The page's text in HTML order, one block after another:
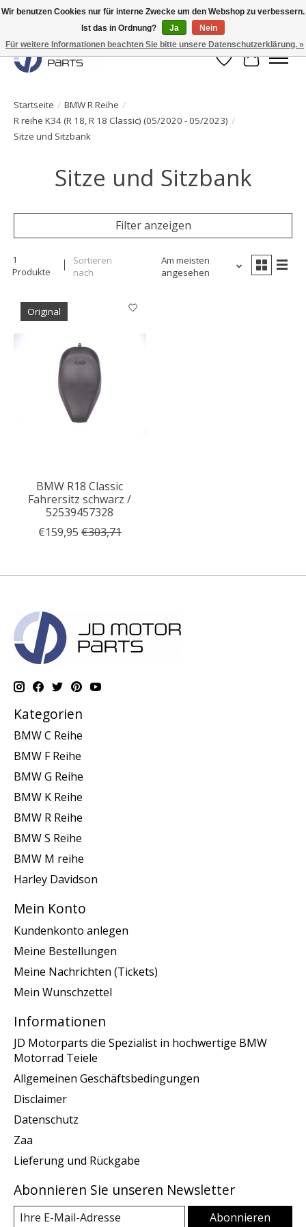
Originale Teile sofort lieferbar!
Wunschzettel
Ihr
Startseite / BMW R Reihe /
R reihe K34 (R 18, R 18 Classic) (05/2020 - 05/2023) /
Sitze und Sitzbank
Sitze und Sitzbank
Filter anzeigen
1
Produkte
Sortieren
nach
Am meisten
angesehen
Original
BMW R18 Classic
Fahrersitz schwarz /
52539457328
€159,95 €303,71
Kategorien
BMW C Reihe
BMW F Reihe
BMW G Reihe
BMW K Reihe
BMW R Reihe
BMW S Reihe
BMW M reihe
Harley Davidson
Mein Konto
Kundenkonto anlegen
Meine Bestellungen
Meine Nachrichten (Tickets)
Mein Wunschzettel
Informationen
JD Motorparts die Spezialist in hochwertige BMW
Motorrad Teiele
Allgemeinen Geschäftsbedingungen
Disclaimer
Datenschutz
Zaa
Lieferung und Rückgabe
Abonnieren Sie unseren Newsletter
Abonnieren
Wir benutzen Cookies nur für interne Zwecke um den Webshop zu verbessern.
Ist das in Ordnung?
Ja
Nein
Für weitere Informationen beachten Sie bitte unsere Datenschutzerklärung. »